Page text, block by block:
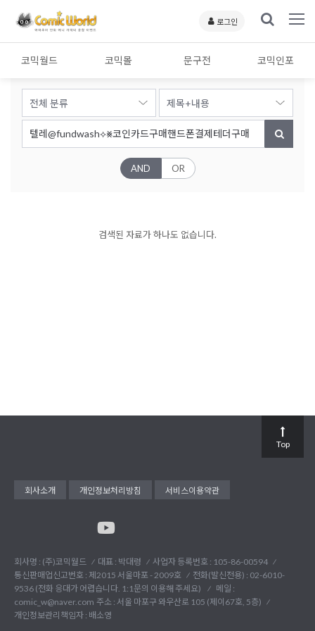
로그인
코믹월드 코믹몰 문구전 코믹인포
AND OR
검색된 자료가 하나도 없습니다.
회사소개 개인정보처리방침 서비스이용약관
회사명 : (주)코믹월드 대표 : 박대령
사업자 등록번호 : 105-86-00594
통신판매업신고번호 : 제2015 서울마포 - 2009호
전화(발신전용) : 02-6010-
9536 (전화 응대가 어렵습니다. 1:1문의 이용해 주세요)
메일 :
comic_w@naver.com 주소 : 서울 마포구 와우산로 105 (제이67호, 5층)
개인정보관리책임자 : 배소영
Top